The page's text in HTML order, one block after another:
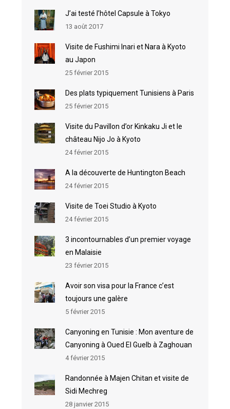
J’ai testé l’hôtel Capsule à Tokyo
13 août 2017
Visite de Fushimi Inari et Nara à Kyoto
au Japon
25 février 2015
Des plats typiquement Tunisiens à Paris
25 février 2015
Visite du Pavillon d’or Kinkaku Ji et le
château Nijo Jo à Kyoto
24 février 2015
A la découverte de Huntington Beach
24 février 2015
Visite de Toei Studio à Kyoto
24 février 2015
3 incontournables d’un premier voyage
en Malaisie
23 février 2015
Avoir son visa pour la France c’est
toujours une galère
5 février 2015
Canyoning en Tunisie : Mon aventure de
Canyoning à Oued El Guelb à Zaghouan
4 février 2015
Randonnée à Majen Chitan et visite de
Sidi Mechreg
28 janvier 2015